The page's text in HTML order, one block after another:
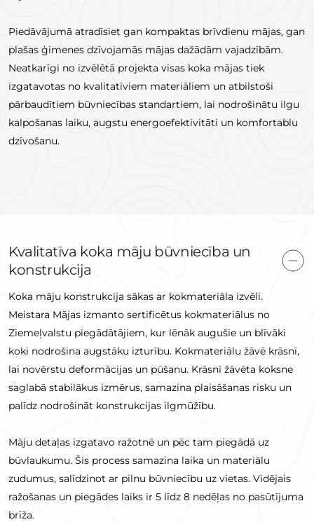
Piedāvājumā atradīsiet gan kompaktas brīvdienu mājas, gan
plašas ģimenes dzīvojamās mājas dažādām vajadzībām.
Neatkarīgi no izvēlētā projekta visas koka mājas tiek
izgatavotas no kvalitatīviem materiāliem un atbilstoši
pārbaudītiem būvniecības standartiem, lai nodrošinātu ilgu
kalpošanas laiku, augstu energoefektivitāti un komfortablu
dzīvošanu.
Kvalitatīva koka māju būvniecība un
konstrukcija
Koka māju konstrukcija sākas ar kokmateriāla izvēli.
Meistara Mājas izmanto sertificētus kokmateriālus no
Ziemeļvalstu piegādātājiem, kur lēnāk augušie un blīvāki
koki nodrošina augstāku izturību. Kokmateriālu žāvē krāsnī,
lai novērstu deformācijas un pūšanu. Krāsnī žāvēta koksne
saglabā stabilākus izmērus, samazina plaisāšanas risku un
palīdz nodrošināt konstrukcijas ilgmūžību.
Māju detaļas izgatavo ražotnē un pēc tam piegādā uz
būvlaukumu. Šis process samazina laika un materiālu
zudumus, salīdzinot ar pilnu būvniecību uz vietas. Vidējais
ražošanas un piegādes laiks ir 5 līdz 8 nedēļas no pasūtījuma
brīža.